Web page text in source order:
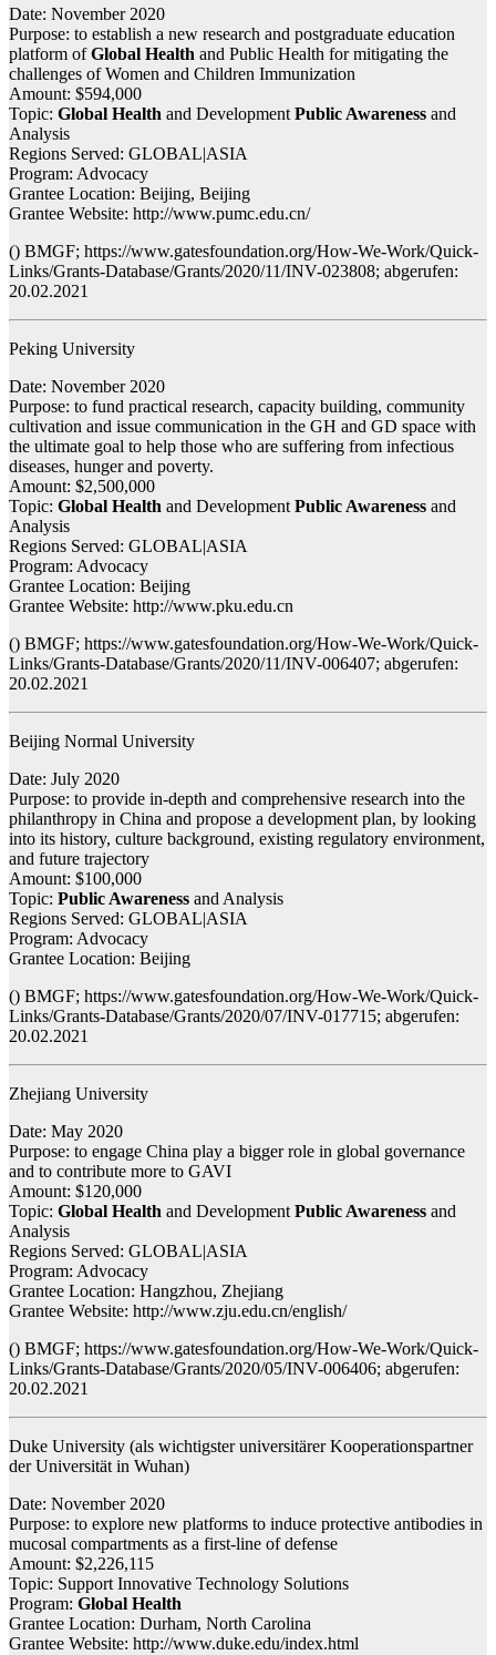
Date: November 2020
Purpose: to establish a new research and postgraduate education
platform ofGlobal Health and Public Health for mitigating the
challenges of Women and Children Immunization
Amount: $594,000
Topic: Global Health and DevelopmentPublic Awareness and
Analysis
Regions Served: GLOBAL|ASIA
Program: Advocacy
Grantee Location: Beijing, Beijing
Grantee Website: http://www.pumc.edu.cn/
() BMGF; https://www.gatesfoundation.org/How-We-Work/Quick-
Links/Grants-Database/Grants/2020/11/INV-023808; abgerufen:
20.02.2021
Peking University
Date: November 2020
Purpose: to fund practical research, capacity building, community
cultivation and issue communication in the GH and GD space with
the ultimate goal to help those who are suffering from infectious
diseases, hunger and poverty.
Amount: $2,500,000
Topic: Global Health and DevelopmentPublic Awareness and
Analysis
Regions Served: GLOBAL|ASIA
Program: Advocacy
Grantee Location: Beijing
Grantee Website: http://www.pku.edu.cn
() BMGF; https://www.gatesfoundation.org/How-We-Work/Quick-
Links/Grants-Database/Grants/2020/11/INV-006407; abgerufen:
20.02.2021
Beijing Normal University
Date: July 2020
Purpose: to provide in-depth and comprehensive research into the
philanthropy in China and propose a development plan, by looking
into its history, culture background, existing regulatory environment,
and future trajectory
Amount: $100,000
Topic: Public Awareness and Analysis
Regions Served: GLOBAL|ASIA
Program: Advocacy
Grantee Location: Beijing
() BMGF; https://www.gatesfoundation.org/How-We-Work/Quick-
Links/Grants-Database/Grants/2020/07/INV-017715; abgerufen:
20.02.2021
Zhejiang University
Date: May 2020
Purpose: to engage China play a bigger role in global governance
and to contribute more to GAVI
Amount: $120,000
Topic: Global Health and DevelopmentPublic Awareness and
Analysis
Regions Served: GLOBAL|ASIA
Program: Advocacy
Grantee Location: Hangzhou, Zhejiang
Grantee Website: http://www.zju.edu.cn/english/
() BMGF; https://www.gatesfoundation.org/How-We-Work/Quick-
Links/Grants-Database/Grants/2020/05/INV-006406; abgerufen:
20.02.2021
Duke University (als wichtigster universitärer Kooperationspartner
der Universität in Wuhan)
Date: November 2020
Purpose: to explore new platforms to induce protective antibodies in
mucosal compartments as a first-line of defense
Amount: $2,226,115
Topic: Support Innovative Technology Solutions
Program: Global Health
Grantee Location: Durham, North Carolina
Grantee Website: http://www.duke.edu/index.html